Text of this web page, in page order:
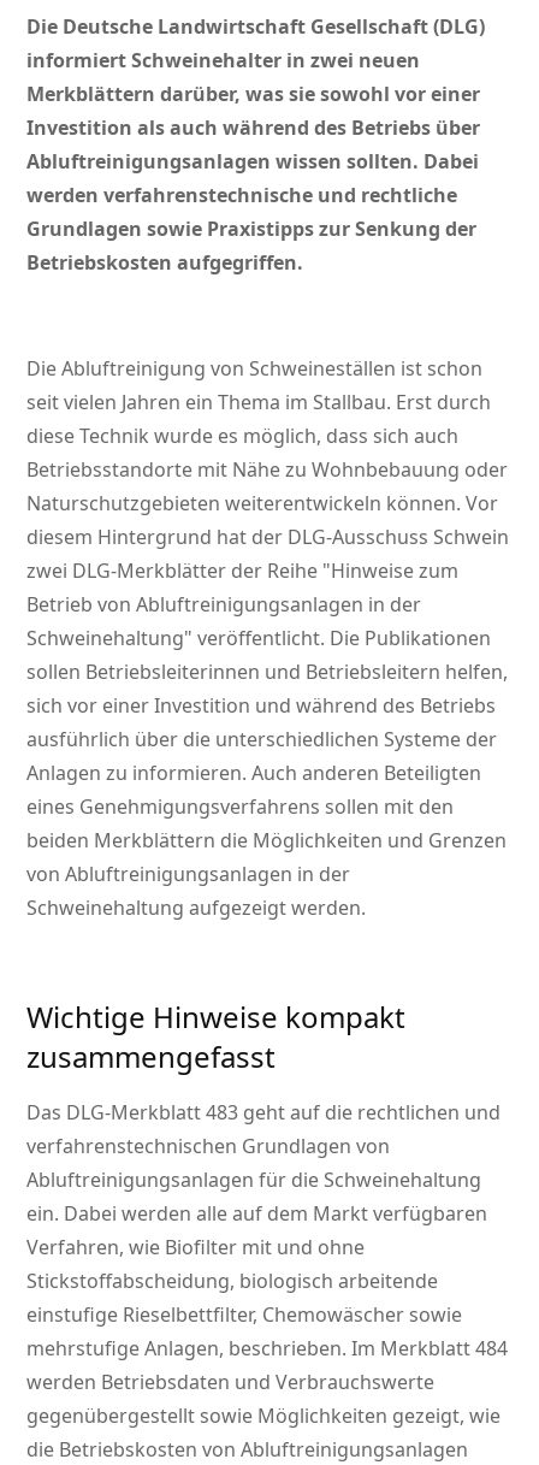
Die Deutsche Landwirtschaft Gesellschaft (DLG)
informiert Schweinehalter in zwei neuen
Merkblättern darüber, was sie sowohl vor einer
Investition als auch während des Betriebs über
Abluftreinigungsanlagen wissen sollten. Dabei
werden verfahrenstechnische und rechtliche
Grundlagen sowie Praxistipps zur Senkung der
Betriebskosten aufgegriffen.
Die Abluftreinigung von Schweineställen ist schon
seit vielen Jahren ein Thema im Stallbau. Erst durch
diese Technik wurde es möglich, dass sich auch
Betriebsstandorte mit Nähe zu Wohnbebauung oder
Naturschutzgebieten weiterentwickeln können. Vor
diesem Hintergrund hat der DLG-Ausschuss Schwein
zwei DLG-Merkblätter der Reihe Hinweise zum
Betrieb von Abluftreinigungsanlagen in der
Schweinehaltung veröffentlicht. Die Publikationen
sollen Betriebsleiterinnen und Betriebsleitern helfen,
sich vor einer Investition und während des Betriebs
ausführlich über die unterschiedlichen Systeme der
Anlagen zu informieren. Auch anderen Beteiligten
eines Genehmigungsverfahrens sollen mit den
beiden Merkblättern die Möglichkeiten und Grenzen
von Abluftreinigungsanlagen in der
Schweinehaltung aufgezeigt werden.
Wichtige Hinweise kompakt
zusammengefasst
Das DLG-Merkblatt 483 geht auf die rechtlichen und
verfahrenstechnischen Grundlagen von
Abluftreinigungsanlagen für die Schweinehaltung
ein. Dabei werden alle auf dem Markt verfügbaren
Verfahren, wie Biofilter mit und ohne
Stickstoffabscheidung, biologisch arbeitende
einstufige Rieselbettfilter, Chemowäscher sowie
mehrstufige Anlagen, beschrieben. Im Merkblatt 484
werden Betriebsdaten und Verbrauchswerte
gegenübergestellt sowie Möglichkeiten gezeigt, wie
die Betriebskosten von Abluftreinigungsanlagen